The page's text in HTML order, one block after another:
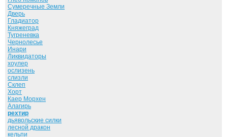
Сумеречные Земли
Дверь
Гладиатор
Княжеград
Тугреневка
Чернолесье
Инари
Ликвидаторы
хоулер
ослизень
слизли
Склеп
Хорт
Каер Морхен
Алагирь
рехтир
дьявольские силки
лесной дракон
кельпи